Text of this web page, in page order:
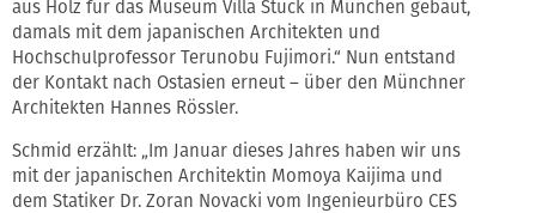
aus Holz für das Museum Villa Stuck in München gebaut,
damals mit dem japanischen Architekten und
Hochschulprofessor Terunobu Fujimori.“ Nun entstand
der Kontakt nach Ostasien erneut – über den Münchner
Architekten Hannes Rössler.
Schmid erzählt: „Im Januar dieses Jahres haben wir uns
mit der japanischen Architektin Momoya Kaijima und
dem Statiker Dr. Zoran Novacki vom Ingenieurbüro CES